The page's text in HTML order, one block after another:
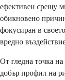
ефективен срещу
обикновено
фокусиран в
вредно
От гледна точка
добър профил на